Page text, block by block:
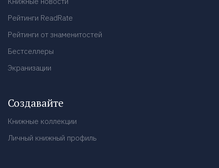
Рейтинги ReadRate
Рейтинги от знаменитостей
Бестселлеры
Экранизации
Создавайте
Книжные коллекции
Личный книжный профиль